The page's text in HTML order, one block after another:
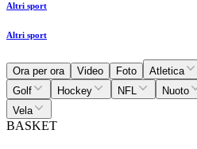
Altri sport
Altri sport
Ora per ora Video Foto Atletica
Golf
Hockey NFL Nuoto
Vela
BASKET